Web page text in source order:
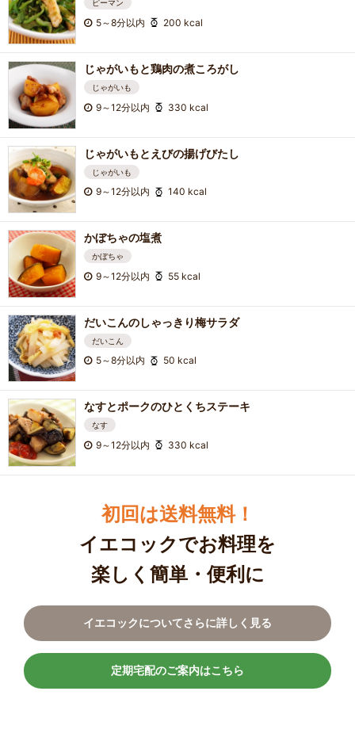
ピーマン
5～8分以内 200 kcal
じゃがいもと鶏肉の煮ころがし
じゃがいも
9～12分以内 330 kcal
じゃがいもとえびの揚げびたし
じゃがいも
9～12分以内 140 kcal
かぼちゃの塩煮
かぼちゃ
9～12分以内 55 kcal
だいこんのしゃっきり梅サラダ
だいこん
5～8分以内 50 kcal
なすとポークのひとくちステーキ
なす
9～12分以内 330 kcal
初回は送料無料！
イエコックでお料理を
楽しく簡単・便利に
イエコックについてさらに詳しく見る
定期宅配のご案内はこちら